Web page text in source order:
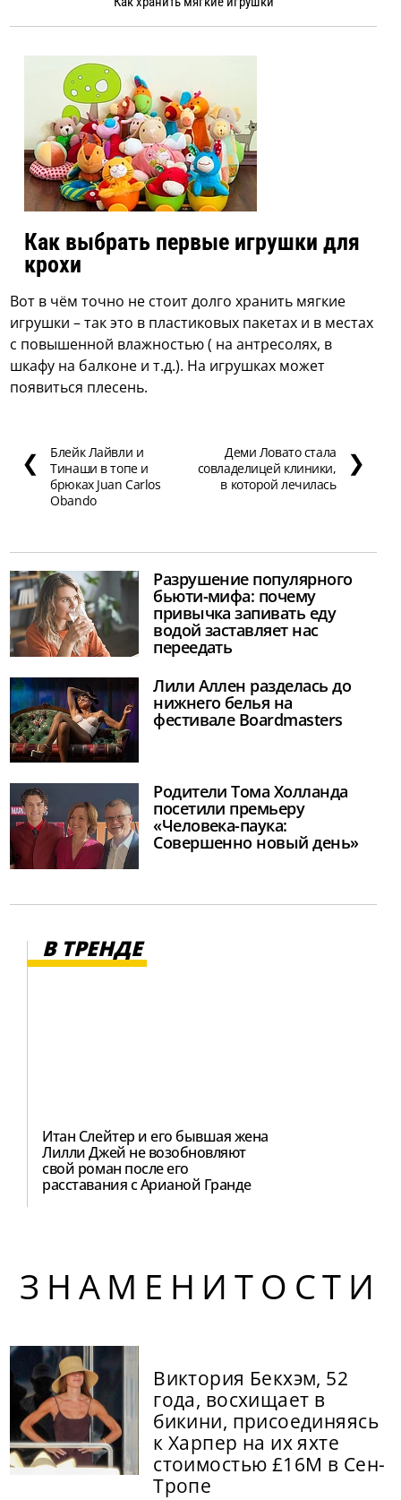
Как выбрать первые игрушки для
крохи
Вот в чём точно не стоит долго хранить мягкие
игрушки – так это в пластиковых пакетах и в местах
с повышенной влажностью ( на антресолях, в
шкафу на балконе и т.д.). На игрушках может
появиться плесень.
❮
Блейк Лайвли и
Тинаши в топе и
брюках Juan Carlos
Obando
Деми Ловато стала
совладелицей клиники,
в которой лечилась
❯
Разрушение популярного
бьюти-мифа: почему
привычка запивать еду
водой заставляет нас
переедать
Лили Аллен разделась до
нижнего белья на
фестивале Boardmasters
Родители Тома Холланда
посетили премьеру
«Человека-паука:
Совершенно новый день»
В ТРЕНДЕ
Итан Слейтер и его бывшая жена
Лилли Джей не возобновляют
свой роман после его
расставания с Арианой Гранде
ЗНАМЕНИТОСТИ
Виктория Бекхэм, 52
года, восхищает в
бикини, присоединяясь
к Харпер на их яхте
стоимостью £16M в Сен-
Тропе